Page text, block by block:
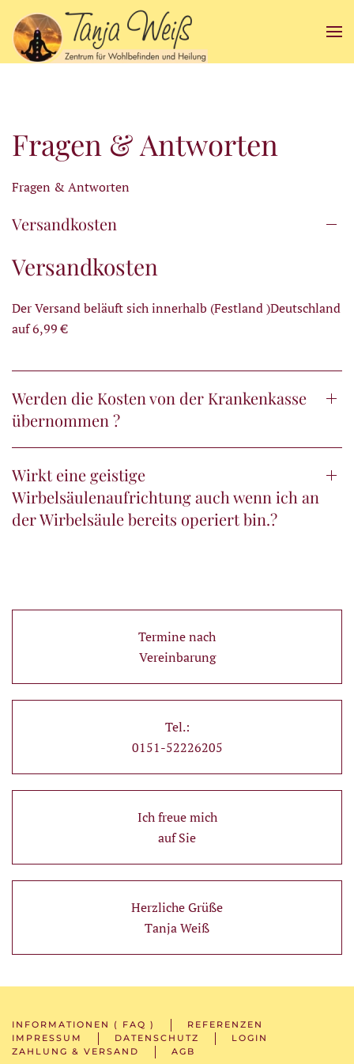
Zum Hauptinhalt springen
Fragen & Antworten
Fragen & Antworten
Versandkosten
Versandkosten
Der Versand beläuft sich innerhalb (Festland )Deutschland
auf 6,99 €
Werden die Kosten von der Krankenkasse
übernommen ?
Wirkt eine geistige
Wirbelsäulenaufrichtung auch wenn ich an
der Wirbelsäule bereits operiert bin.?
Termine nach
Vereinbarung
Tel.:
0151-52226205
Ich freue mich
auf Sie
Herzliche Grüße
Tanja Weiß
INFORMATIONEN ( FAQ )
REFERENZEN
IMPRESSUM
DATENSCHUTZ
LOGIN
ZAHLUNG & VERSAND
AGB